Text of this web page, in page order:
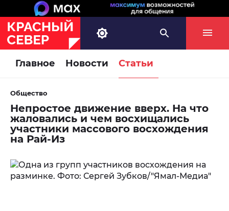
Главное Новости Статьи
Общество
Непростое движение вверх. На что
жаловались и чем восхищались
участники массового восхождения
на Рай-Из